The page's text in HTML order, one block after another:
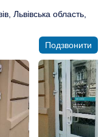
Львівська область,
Подзвонити